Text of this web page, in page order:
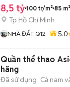
8,5 tỷ 100 tr/m² 85 m²
Tp Hồ Chí Minh
NHÀ ĐẤT Q12 5.0
Quần thể thao
hãng
Đã sử dụng Cả nam